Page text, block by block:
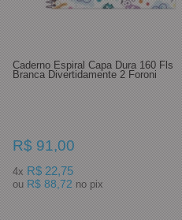
Caderno Espiral Capa Dura 160 Fls
Branca Divertidamente 2 Foroni
R$ 91,00
4x R$ 22,75
ou R$ 88,72 no pix